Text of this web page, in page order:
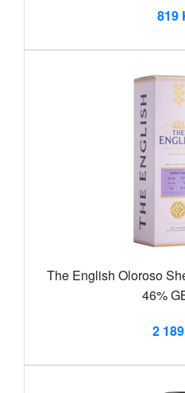
819
The English Oloroso
46%
2